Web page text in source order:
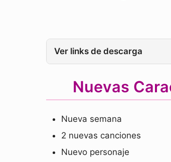
Ver links de descarga
Nuevas
Nueva semana
2 nuevas canciones
Nuevo personaje